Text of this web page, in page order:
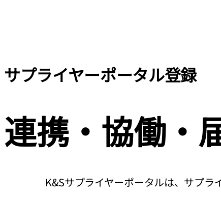
サプライヤーポータル登録
連携・協働・
K&Sサプライヤーポータルは、サプ